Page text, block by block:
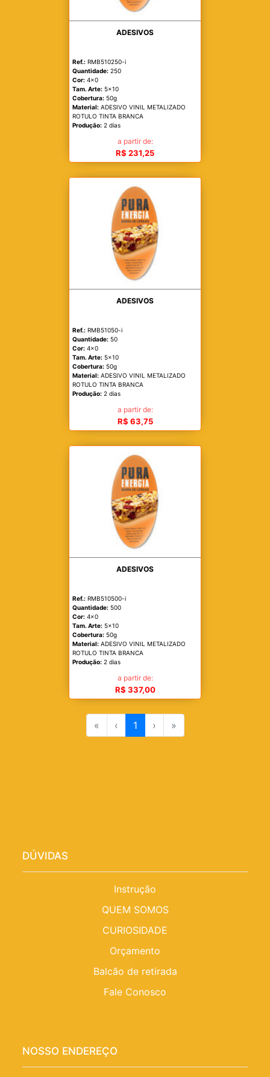
ADESIVOS
Ref.: RMB510250-i
Quantidade: 250
Cor: 4x0
Tam. Arte: 5x10
Cobertura: 50g
Material: ADESIVO VINIL METALIZADO
ROTULO TINTA BRANCA
Produção: 2 dias
a partir de:
R$ 231,25
ADESIVOS
Ref.: RMB51050-i
Quantidade: 50
Cor: 4x0
Tam. Arte: 5x10
Cobertura: 50g
Material: ADESIVO VINIL METALIZADO
ROTULO TINTA BRANCA
Produção: 2 dias
a partir de:
R$ 63,75
ADESIVOS
Ref.: RMB510500-i
Quantidade: 500
Cor: 4x0
Tam. Arte: 5x10
Cobertura: 50g
Material: ADESIVO VINIL METALIZADO
ROTULO TINTA BRANCA
Produção: 2 dias
a partir de:
R$ 337,00
« ‹ 1 › »
DÚVIDAS
Instrução
QUEM SOMOS
CURIOSIDADE
Orçamento
Balcão de retirada
Fale Conosco
NOSSO ENDEREÇO